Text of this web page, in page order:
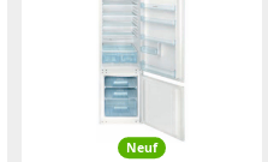
Neuf